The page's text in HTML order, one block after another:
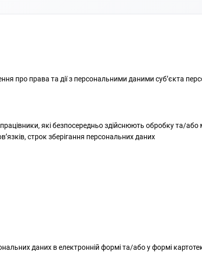
про права та дії з персональними даними суб’єкта
які безпосередньо здійснюють обробку та/
строк зберігання персональних даних
даних в електронній формі та/або у формі